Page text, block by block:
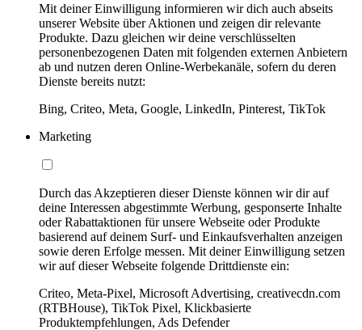
Mit deiner Einwilligung informieren wir dich auch abseits
unserer Website über Aktionen und zeigen dir relevante
Produkte. Dazu gleichen wir deine verschlüsselten
personenbezogenen Daten mit folgenden externen Anbietern
ab und nutzen deren Online-Werbekanäle, sofern du deren
Dienste bereits nutzt:
Bing, Criteo, Meta, Google, LinkedIn, Pinterest, TikTok
Marketing
Durch das Akzeptieren dieser Dienste können wir dir auf
deine Interessen abgestimmte Werbung, gesponserte Inhalte
oder Rabattaktionen für unsere Webseite oder Produkte
basierend auf deinem Surf- und Einkaufsverhalten anzeigen
sowie deren Erfolge messen. Mit deiner Einwilligung setzen
wir auf dieser Webseite folgende Drittdienste ein:
Criteo, Meta-Pixel, Microsoft Advertising, creativecdn.com
(RTBHouse), TikTok Pixel, Klickbasierte
Produktempfehlungen, Ads Defender